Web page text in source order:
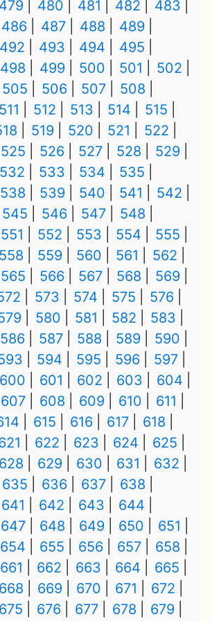
479 480 481 482
483
486 487 488
489
492 493 494
495
498 499 500 501
502
505 506 507
508
511 512 513 514
515
519 520 521
522
525 526 527 528
529
532 533 534
535
538 539 540 541
542
545 546 547
548
551 552 553 554
555
558 559 560 561
562
565 566 567 568
569
573 574 575
576
580 581 582
583
586 587 588 589
590
594 595 596
597
600 601 602 603
604
607 608 609 610
611
615 616 617
618
622 623 624
625
628 629 630 631
632
635 636 637
638
641 642 643
644
647 648 649 650
651
654 655 656 657
658
661 662 663 664
665
668 669 670 671
672
675 676 677 678
679